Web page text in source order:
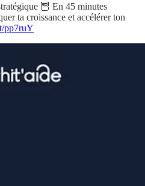
🦉 En 45 minutes
ta croissance et accélérer ton
pp7ruY